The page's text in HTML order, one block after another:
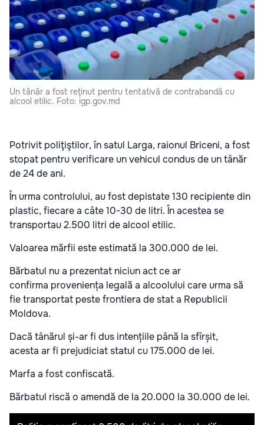
Un tânăr a fost reţinut pentru tentativă de contrabandă cu
alcool etilic. Foto: igp.gov.md
Potrivit poliţiştilor, în satul Larga, raionul Briceni, a fost
stopat pentru verificare un vehicul condus de un tânăr
de 24 de ani.
În urma controlului, au fost depistate 130 recipiente din
plastic, fiecare a câte 10-30 de litri. În acestea se
transportau 2.500 litri de alcool etilic.
Valoarea mărfii este estimată la 300.000 de lei.
Bărbatul nu a prezentat niciun act ce ar
confirma proveniența legală a alcoolului care urma să
fie transportat peste frontiera de stat a Republicii
Moldova.
Dacă tânărul și-ar fi dus intențiile până la sfîrșit,
acesta ar fi prejudiciat statul cu 175.000 de lei.
Marfa a fost confiscată.
Bărbatul riscă o amendă de la 20.000 la 30.000 de lei.